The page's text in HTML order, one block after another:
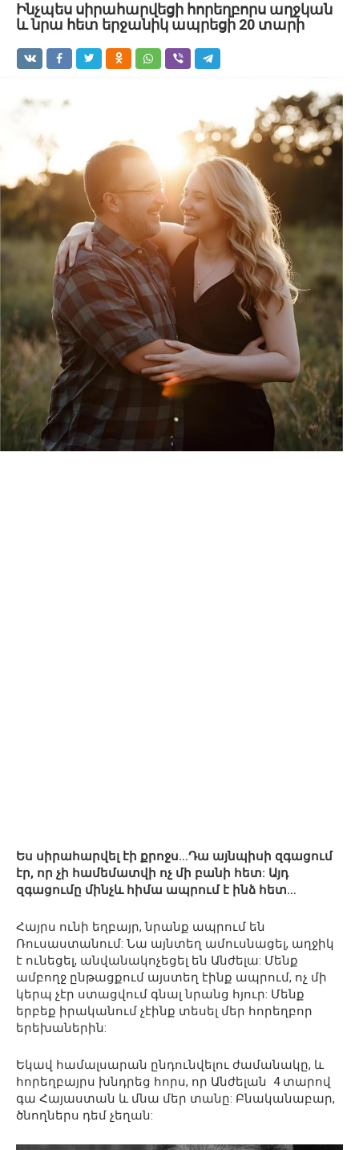
Ինչպես սիրահարվեցի հորեղբորս աղջկան
և նրա հետ երջանիկ ապրեցի 20 տարի
Ես սիրահարվել էի քրոջս…Դա այնպիսի զգացում
էր, որ չի համեմատվի ոչ մի բանի հետ: Այդ
զգացումը մինչև հիմա ապրում է ինձ հետ…
Հայրս ունի եղբայր, նրանք ապրում են
Ռուսաստանում: Նա այնտեղ ամուսնացել, աղջիկ
է ունեցել, անվանակոչեցել են Անժելա: Մենք
ամբողջ ընթացքում այստեղ էինք ապրում, ոչ մի
կերպ չէր ստացվում գնալ նրանց հյուր: Մենք
երբեք իրականում չէինք տեսել մեր հորեղբոր
երեխաներին:
Եկավ համալսարան ընդունվելու ժամանակը, և
հորեղբայրս խնդրեց հորս, որ Անժելան 4 տարով
գա Հայաստան և մնա մեր տանը: Բնականաբար,
ծնողներս դեմ չեղան: